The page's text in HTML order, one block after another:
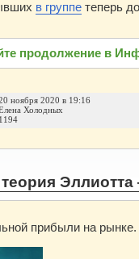
в группе теперь
продолжение в
ноября 2020 в 19:16
Холодных
1194
прибыли на